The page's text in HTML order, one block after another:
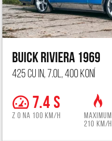
Buick Riviera 1969
425 cu in, 7.0L, 400 koní
7.4 s
z 0 na 100 km/h
Maximum
210 km/h